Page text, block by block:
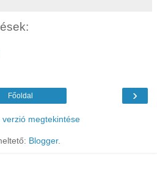
›
Főoldal
verzió megtekintése
Blogger.